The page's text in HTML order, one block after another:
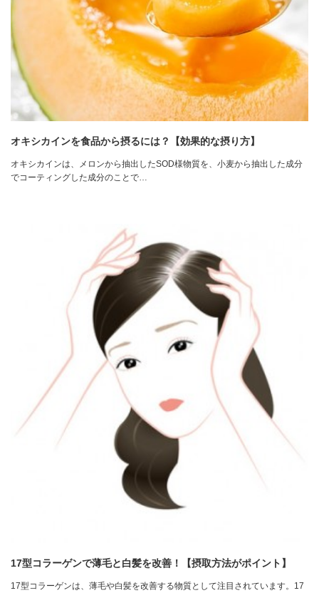
オキシカインを食品から摂るには？【効果的な摂り方】
オキシカインは、メロンから抽出したSOD様物質を、小麦から抽出した成分
でコーティングした成分のことで…
17型コラーゲンで薄毛と白髪を改善！【摂取方法がポイント】
17型コラーゲンは、薄毛や白髪を改善する物質として注目されています。17